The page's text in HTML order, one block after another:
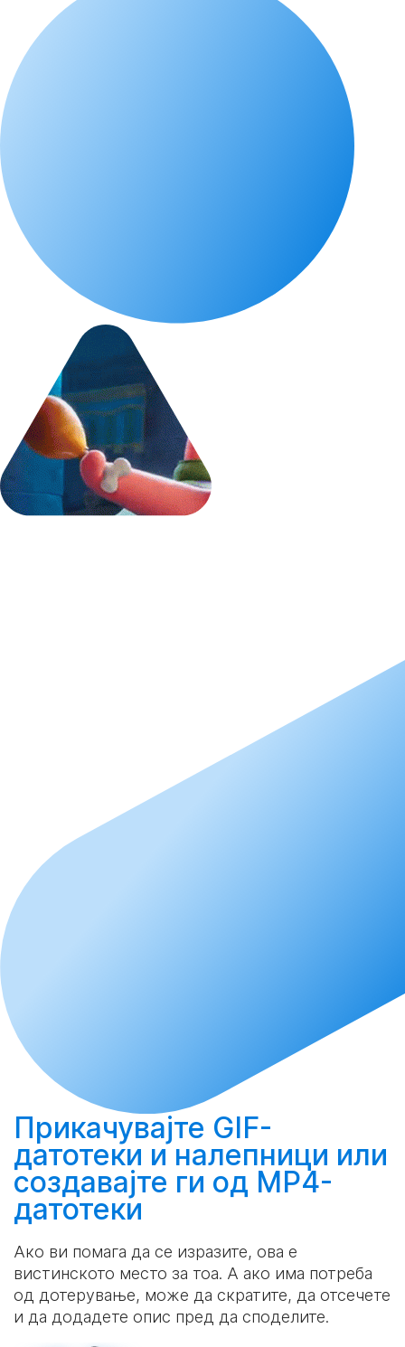
Прикачувајте GIF-
датотеки и налепници или
создавајте ги од MP4-
датотеки
Ако ви помага да се изразите, ова е
вистинското место за тоа. А ако има потреба
од дотерување, може да скратите, да отсечете
и да додадете опис пред да споделите.